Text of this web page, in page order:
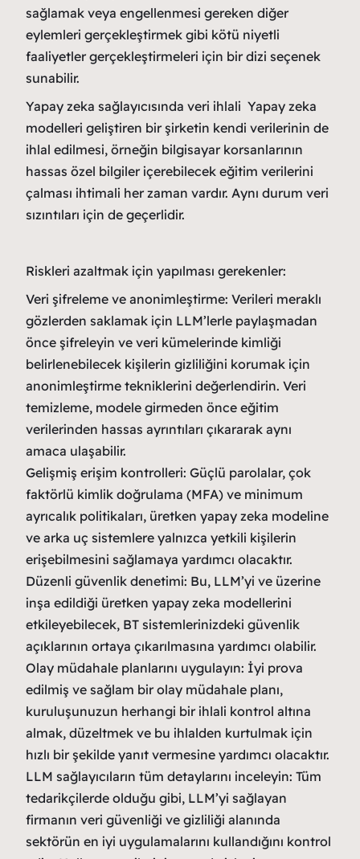
sağlamak veya engellenmesi gereken diğer
eylemleri gerçekleştirmek gibi kötü niyetli
faaliyetler gerçekleştirmeleri için bir dizi seçenek
sunabilir.
Yapay zeka sağlayıcısında veri ihlali Yapay zeka
modelleri geliştiren bir şirketin kendi verilerinin de
ihlal edilmesi, örneğin bilgisayar korsanlarının
hassas özel bilgiler içerebilecek eğitim verilerini
çalması ihtimali her zaman vardır. Aynı durum veri
sızıntıları için de geçerlidir.
Riskleri azaltmak için yapılması gerekenler:
Veri şifreleme ve anonimleştirme: Verileri meraklı
gözlerden saklamak için LLM’lerle paylaşmadan
önce şifreleyin ve veri kümelerinde kimliği
belirlenebilecek kişilerin gizliliğini korumak için
anonimleştirme tekniklerini değerlendirin. Veri
temizleme, modele girmeden önce eğitim
verilerinden hassas ayrıntıları çıkararak aynı
amaca ulaşabilir.
Gelişmiş erişim kontrolleri: Güçlü parolalar, çok
faktörlü kimlik doğrulama (MFA) ve minimum
ayrıcalık politikaları, üretken yapay zeka modeline
ve arka uç sistemlere yalnızca yetkili kişilerin
erişebilmesini sağlamaya yardımcı olacaktır.
Düzenli güvenlik denetimi: Bu, LLM’yi ve üzerine
inşa edildiği üretken yapay zeka modellerini
etkileyebilecek, BT sistemlerinizdeki güvenlik
açıklarının ortaya çıkarılmasına yardımcı olabilir.
Olay müdahale planlarını uygulayın: İyi prova
edilmiş ve sağlam bir olay müdahale planı,
kuruluşunuzun herhangi bir ihlali kontrol altına
almak, düzeltmek ve bu ihlalden kurtulmak için
hızlı bir şekilde yanıt vermesine yardımcı olacaktır.
LLM sağlayıcıların tüm detaylarını inceleyin: Tüm
tedarikçilerde olduğu gibi, LLM’yi sağlayan
firmanın veri güvenliği ve gizliliği alanında
sektörün en iyi uygulamalarını kullandığını kontrol